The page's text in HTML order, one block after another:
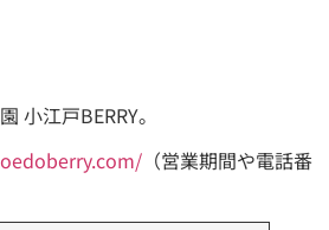
小江戸BERRY。
（営業期間や電話番